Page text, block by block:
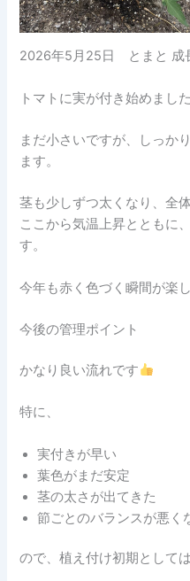
2026年5月25日 とまと 成
トマトに実が付き始めました
まだ小さいですが、しっか
ます。
茎も少しずつ太くなり、全
ここから気温上昇とともに
す。
今年も赤く色づく瞬間が楽
今後の管理ポイント
かなり良い流れです
特に、
実付きが早い
葉色がまだ安定
茎の太さが出てきた
節ごとのバランスが悪く
ので、植え付け初期として